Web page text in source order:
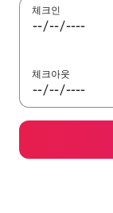
체크인
체크아웃